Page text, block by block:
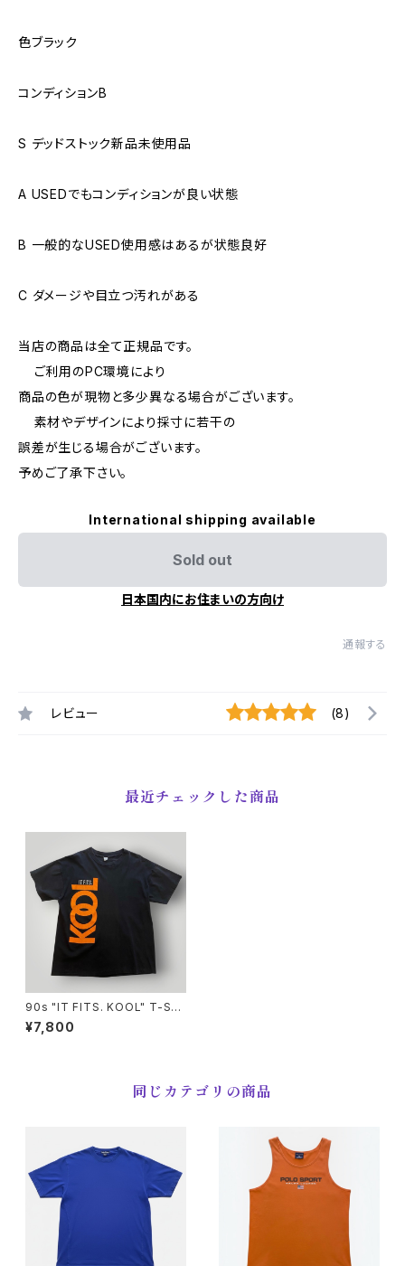
色ブラック
コンディションB
S デッドストック新品未使用品
A USEDでもコンディションが良い状態
B 一般的なUSED使用感はあるが状態良好
C ダメージや目立つ汚れがある
当店の商品は全て正規品です。
ご利用のPC環境により
商品の色が現物と多少異なる場合がございます。
素材やデザインにより採寸に若干の
誤差が生じる場合がございます。
予めご了承下さい。
International shipping available
Sold out
日本国内にお住まいの方向け
通報する
レビュー (8)
最近チェックした商品
90s "IT FITS. KOOL" T-Shir
t クール Tシャツ [XL]
¥7,800
同じカテゴリの商品